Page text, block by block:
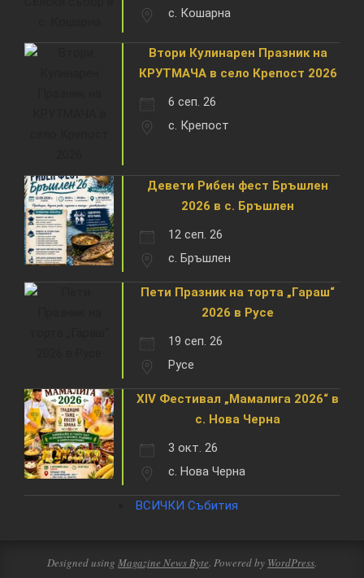
с. Кошарна
Втори Кулинарен Празник на
КРУТМАЧА в село Крепост 2026
6 сеп. 26
с. Крепост
Девети Рибен фест Бръшлен
2026 в с. Бръшлен
12 сеп. 26
с. Бръшлен
Пети Празник на торта „Гараш“
2026 в Русе
19 сеп. 26
Русе
XIV Фестивал „Мамалига 2026“ в
с. Нова Черна
3 окт. 26
с. Нова Черна
ВСИЧКИ Събития
Designed using Magazine News Byte. Powered by WordPress.